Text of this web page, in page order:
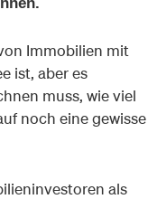
Immobilien mit
ist, aber es
muss, wie viel
noch eine gewisse
als